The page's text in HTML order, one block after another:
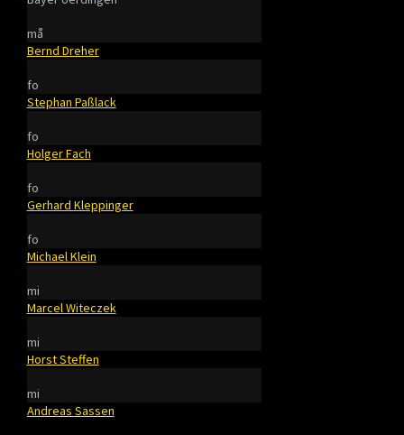
må
Bernd Dreher
fo
Stephan Paßlack
fo
Holger Fach
fo
Gerhard Kleppinger
fo
Michael Klein
mi
Marcel Witeczek
mi
Horst Steffen
mi
Andreas Sassen